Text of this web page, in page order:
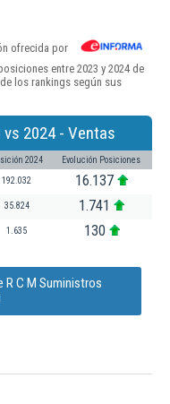
ofrecida por
entre 2023 y 2024 de
los rankings según sus
2024 - Ventas
2024 Evolución Posiciones
192.032 16.137
35.824 1.741
1.635 130
C M Suministros